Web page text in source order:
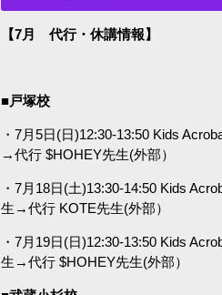
【7月 代行・休講情報】
■戸塚校
・7月5日(日)12:30-13:50 Kids
→代行 $HOHEY先生(外部）
・7月18日(土)13:30-14:50 Kids
生→代行 KOTE先生(外部）
・7月19日(日)12:30-13:50 Kids
生→代行 $HOHEY先生(外部）